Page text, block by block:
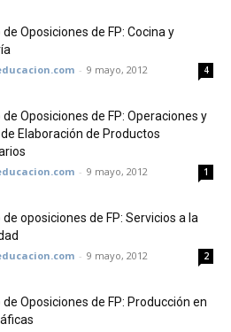
Oposiciones de FP: Cocina y
- 9 mayo, 2012 4
Oposiciones de FP: Operaciones y
Elaboración de Productos
- 9 mayo, 2012 1
oposiciones de FP: Servicios a la
- 9 mayo, 2012 2
Oposiciones de FP: Producción en